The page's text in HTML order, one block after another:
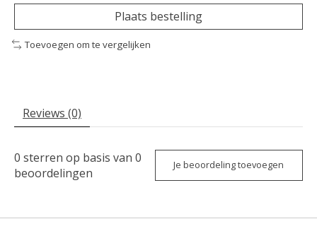
Plaats bestelling
Toevoegen om te vergelijken
Reviews (0)
0 sterren op basis van 0
beoordelingen
Je beoordeling toevoegen